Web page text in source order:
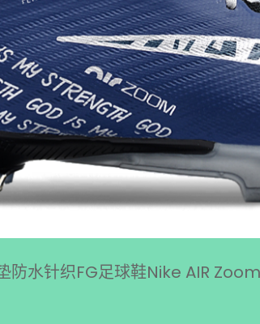
防水针织FG足球鞋Nike AIR